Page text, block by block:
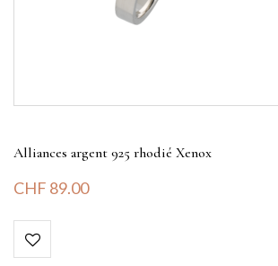
Alliances argent 925 rhodié Xenox
CHF 89.00